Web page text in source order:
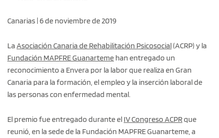
Canarias | 6 de noviembre de 2019
La Asociación Canaria de Rehabilitación Psicosocial(ACRP) y la
Fundación MAPFRE Guanarteme han entregado un
reconocimiento a Envera por la labor que realiza en Gran
Canaria para la formación, el empleo y la inserción laboral de
las personas con enfermedad mental.
El premio fue entregado durante el IV Congreso ACPRque
reunió, en la sede de la Fundación MAPFRE Guanarteme, a